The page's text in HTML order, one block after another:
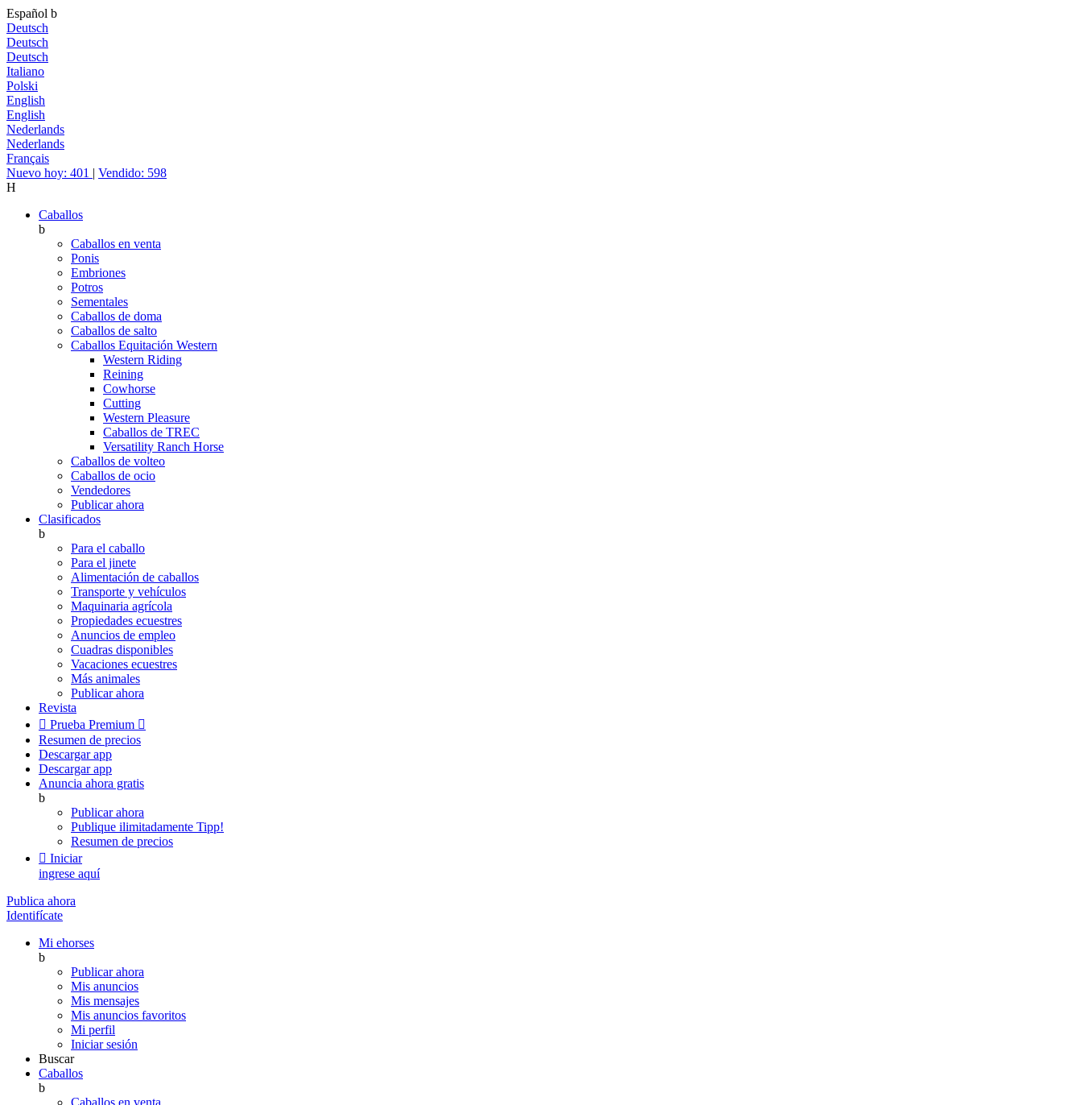
Español b
Deutsch
Deutsch
Deutsch
Italiano
Polski
English
English
Nederlands
Nederlands
Français
Nuevo hoy: 401 | Vendido: 598
H
Caballos
b
Caballos en venta
Ponis
Embriones
Potros
Sementales
Caballos de doma
Caballos de salto
Caballos Equitación Western
Western Riding
Reining
Cowhorse
Cutting
Western Pleasure
Caballos de TREC
Versatility Ranch Horse
Caballos de volteo
Caballos de ocio
Vendedores
Publicar ahora
Clasificados
b
Para el caballo
Para el jinete
Alimentación de caballos
Transporte y vehículos
Maquinaria agrícola
Propiedades ecuestres
Anuncios de empleo
Cuadras disponibles
Vacaciones ecuestres
Más animales
Publicar ahora
Revista
 Prueba Premium 
Resumen de precios
Descargar app
Descargar app
Anuncia ahora gratis
b
Publicar ahora
Publique ilimitadamente Tipp!
Resumen de precios
 Iniciar
ingrese aquí
Publica ahora
Identifícate
Mi ehorses
b
Publicar ahora
Mis anuncios
Mis mensajes
Mis anuncios favoritos
Mi perfil
Iniciar sesión
Buscar
Caballos
b
Caballos en venta